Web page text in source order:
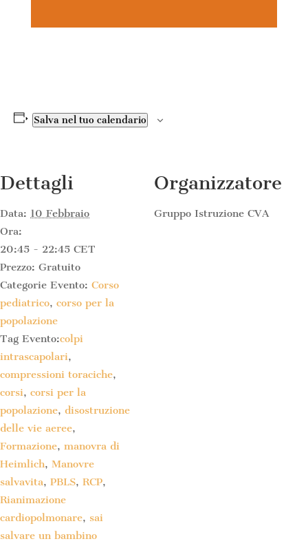
Salva nel tuo calendario
Dettagli
Data: 10 Febbraio
Ora:
20:45 - 22:45 CET
Prezzo: Gratuito
Categorie Evento: Corso
pediatrico, corso per la
popolazione
Tag Evento:colpi
intrascapolari,
compressioni toraciche,
corsi, corsi per la
popolazione, disostruzione
delle vie aeree,
Formazione, manovra di
Heimlich, Manovre
salvavita, PBLS, RCP,
Rianimazione
cardiopolmonare, sai
salvare un bambino
Organizzatore
Gruppo Istruzione CVA